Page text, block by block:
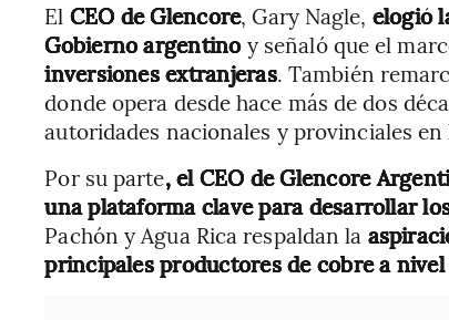
El CEO de Glencore, Gary Nagle, elogió
Gobierno argentinoy señaló que el
inversiones extranjeras. También
donde opera desde hace más de dos
autoridades nacionales y provinciales
Por su parte, el CEO de Glencore
una plataforma clave para desarrollar
Pachón y Agua Rica respaldan la
principales productores de cobre a